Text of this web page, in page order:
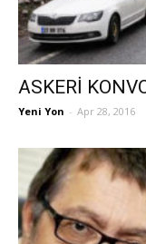
ASKERİ
Yeni Yon - Apr 28, 2016